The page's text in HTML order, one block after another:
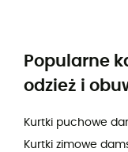
Popularne
odzież i
Kurtki puchowe
Kurtki zimowe